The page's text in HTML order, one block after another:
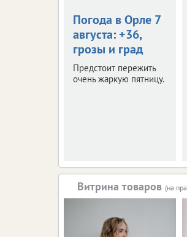
Погода в Орле 7
августа: +36,
грозы и град
Предстоит пережить
очень жаркую пятницу.
Витрина товаров (на